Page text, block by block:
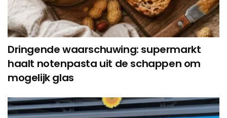
Dringende waarschuwing: supermarkt
haalt notenpasta uit de schappen om
mogelijk glas